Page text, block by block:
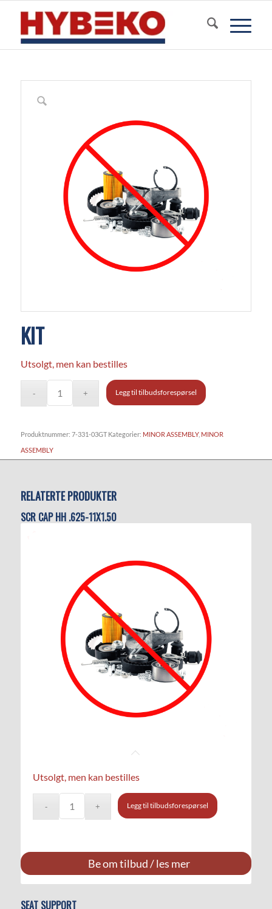
KIT
Utsolgt, men kan bestilles
Legg til tilbudsforespørsel
Produktnummer: 7-331-03GT Kategorier: MINOR ASSEMBLY, MINOR
ASSEMBLY
RELATERTE PRODUKTER
SCR CAP HH .625-11X1.50
Utsolgt, men kan bestilles
Legg til tilbudsforespørsel
Be om tilbud / les mer
SEAT SUPPORT